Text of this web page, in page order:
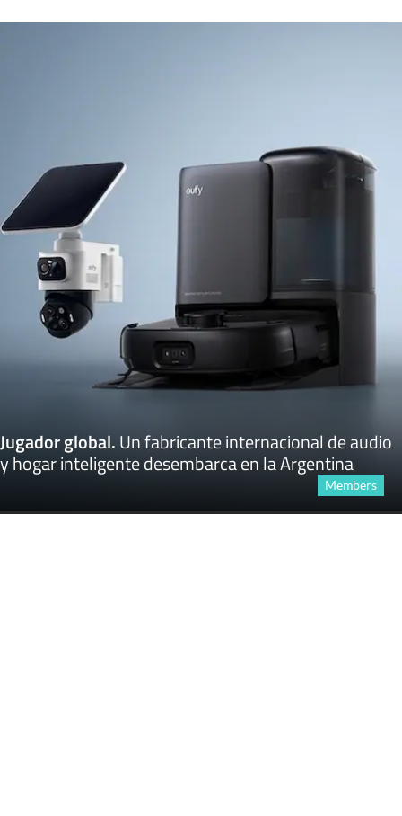
Jugador global.Un fabricante internacional de audio
y hogar inteligente desembarca en la Argentina
Members